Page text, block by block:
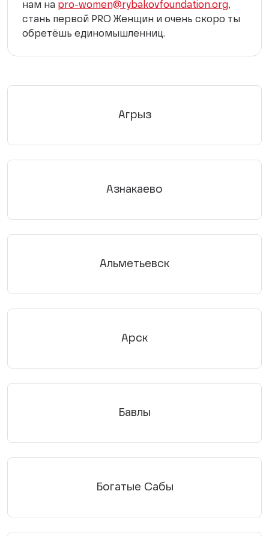
нам на pro-women@rybakovfoundation.org,
стань первой PRO Женщин и очень скоро ты
обретёшь единомышленниц.
Агрыз
Азнакаево
Альметьевск
Арск
Бавлы
Богатые Сабы